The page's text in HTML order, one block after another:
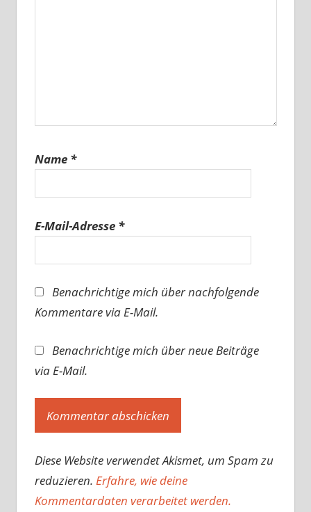
Name *
E-Mail-Adresse *
Benachrichtige mich über nachfolgende
Kommentare via E-Mail.
Benachrichtige mich über neue Beiträge
via E-Mail.
Diese Website verwendet Akismet, um Spam zu
reduzieren. Erfahre, wie deine
Kommentardaten verarbeitet werden.